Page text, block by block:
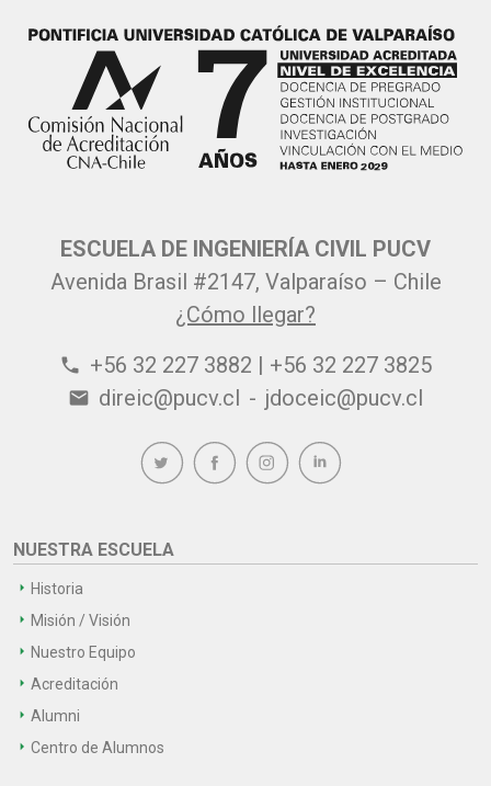
ESCUELA DE INGENIERÍA CIVIL PUCV
Avenida Brasil #2147, Valparaíso – Chile
¿Cómo llegar?
phone +56 32 227 3882 | +56 32 227 3825
email direic@pucv.cl - jdoceic@pucv.cl
NUESTRA ESCUELA
Historia
Misión / Visión
Nuestro Equipo
Acreditación
Alumni
Centro de Alumnos